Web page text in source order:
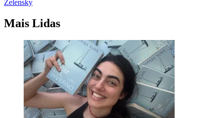
Zelensky
Mais Lidas